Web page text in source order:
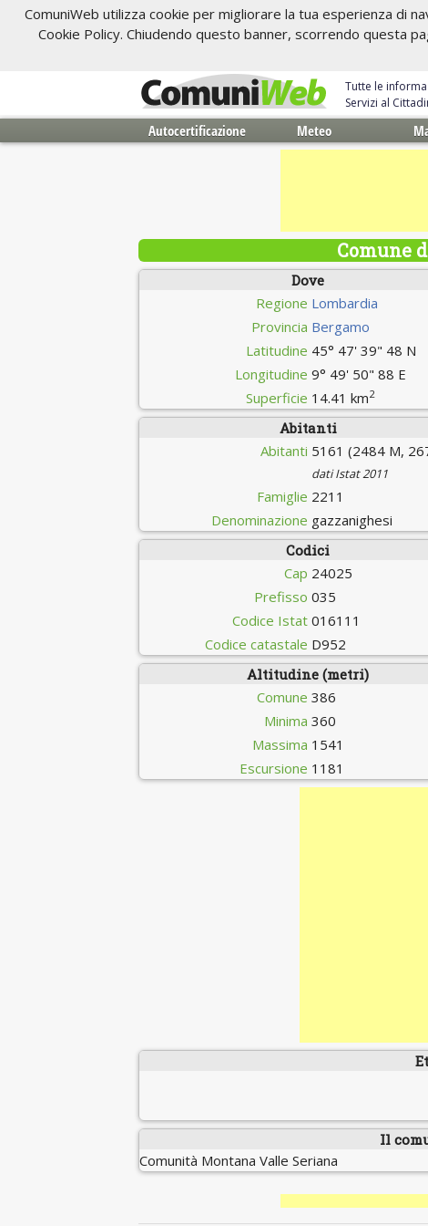
ComuniWeb utilizza cookie per migliorare la tua esperienza di
Cookie Policy. Chiudendo questo banner, scorrendo questa
Tutte le
Servizi al
Autocertificazione Meteo
Comune
Dove
Regione Lombardia
Provincia Bergamo
Latitudine 45° 47' 39" 48 N
Longitudine 9° 49' 50" 88 E
Superficie 14.41 km2
Abitanti
Abitanti 5161 (2484 M,
dati Istat 2011
Famiglie 2211
Denominazione gazzanighesi
Codici
Cap 24025
Prefisso 035
Codice Istat 016111
Codice catastale D952
Altitudine (metri)
Comune 386
Minima 360
Massima 1541
Escursione 1181
Il
Comunità Montana Valle Seriana